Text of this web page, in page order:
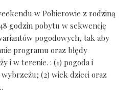
w Pobierowie z rodziną
godzin pobytu w sekwencję
pogodowych, tak aby
programu oraz błędy
i w terenie. : (1) pogoda i
(2) wiek dzieci oraz